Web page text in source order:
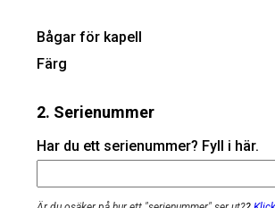
Bågar för kapell
Färg
2. Serienummer
Har du ett serienummer? Fyll i här.